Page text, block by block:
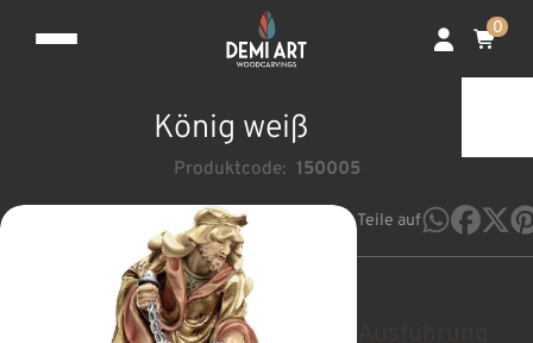
0
König weiß
Produktcode: 150005
Teile auf